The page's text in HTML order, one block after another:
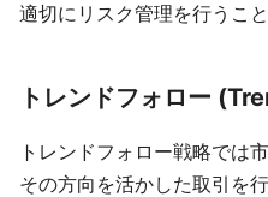
適切にリスク管理を行うこ
トレンドフォロー
トレンドフォロー戦略では
その方向を活かした取引を行